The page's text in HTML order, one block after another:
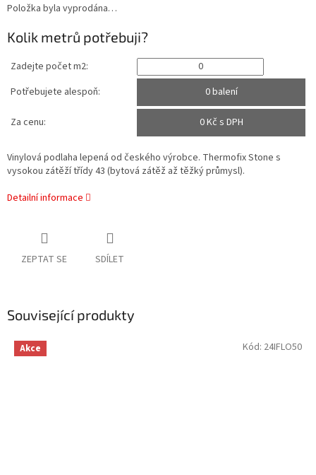
Položka byla vyprodána…
Kolik metrů potřebuji?
Zadejte počet m2:
Potřebujete alespoň:
0 balení
Za cenu: 0Kč s DPH
Vinylová podlaha lepená od českého výrobce. Thermofix Stone s
vysokou zátěží třídy 43 (bytová zátěž až těžký průmysl).
Detailní informace
ZEPTAT SE SDÍLET
Související produkty
Akce Kód: 24IFLO50